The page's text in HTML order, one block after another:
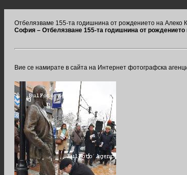
Отбелязваме 155-та годишнина от рождението на Алеко
София – Отбелязване 155-та годишнина от рождението
Вие се намирате в сайта на Интернет фотографска